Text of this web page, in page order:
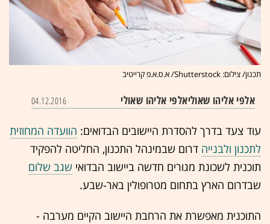
תכנון/ צילום: Shutterstock/ א.ס.א.פ קרייטיב
אלפי אליהו שאוליאלפי אליהו שאולי 04.12.2016
עוד צעד בדרך להסדרת היישובים הבדואים: הוועדה המחוזית
לתכנון ולבנייה דרום שבמינהל התכנון, החליטה להפקיד
תוכנית לשכונת מגורים חדשה ביישוב הבדואי שגב שלום
שבדרום הארץ בתחום מטרופולין באר-שבע.
התוכנית מאפשרת את הרחבת היישוב הקיים מערבה -